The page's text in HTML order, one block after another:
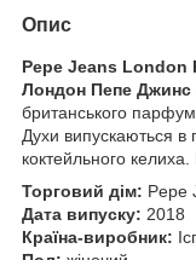
Опис
Pepe Jeans London
Лондон Пепе
британського
Духи випускаються
коктейльного келиха.
Торговий дім: Pepe
Дата випуску: 2018
Країна-виробник: